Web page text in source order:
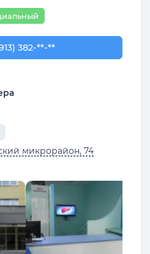
382-09-50
382-**-**
микрорайон, 74